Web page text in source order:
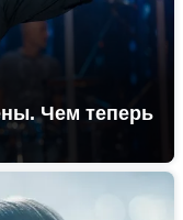
Чем теперь